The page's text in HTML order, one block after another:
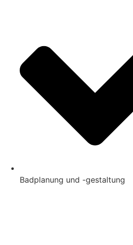
Badplanung und -gestaltung